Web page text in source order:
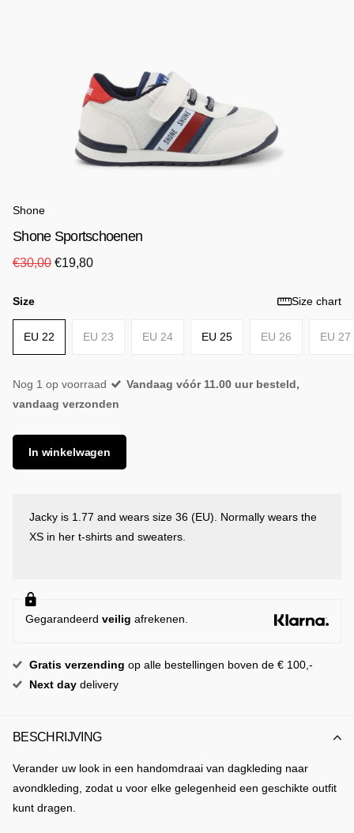
Shone
Shone Sportschoenen
€30,00 €19,80
Size Size chart
EU 22 EU 23 EU 24 EU 25 EU 26 EU 27
Nog 1 op voorraad
Vandaag vóór 11.00 uur besteld,
vandaag verzonden
In winkelwagen
Jacky is 1.77 and wears size 36 (EU). Normally wears the
XS in her t-shirts and sweaters.
Gegarandeerdveilig afrekenen.
Gratis verzending op alle bestellingen boven de € 100,-
Next daydelivery
BESCHRIJVING
Verander uw look in een handomdraai van dagkleding naar
avondkleding, zodat u voor elke gelegenheid een geschikte outfit
kunt dragen.